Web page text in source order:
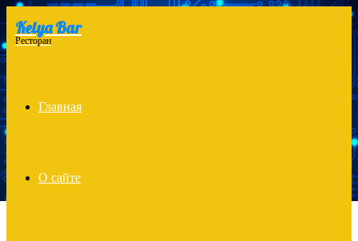
Menu
Kelya Bar
Ресторан
Главная
О сайте